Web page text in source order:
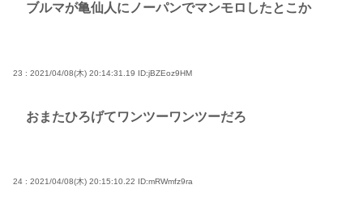
ブルマが亀仙人にノーパンでマンモロしたとこか
23 : 2021/04/08(木) 20:14:31.19 ID:jBZEoz9HM
おまたひろげてワンツーワンツーだろ
24 : 2021/04/08(木) 20:15:10.22 ID:mRWmfz9ra